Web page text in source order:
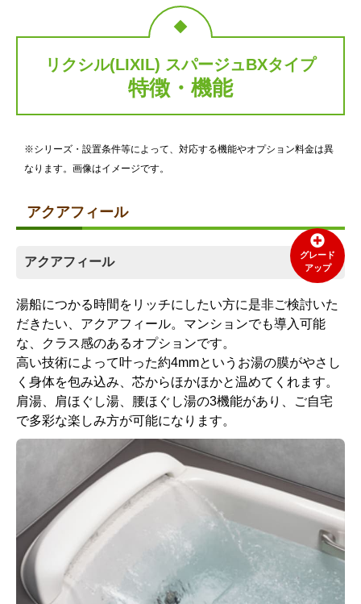
ト/WM]
壁付サーモ水栓(GB2)
標準仕様モデル
シャワーヘッド
エコアクアシャワー(メタ
標準仕様モデル
スライドバー
角度調節式シャワーフック
[メタル調](2個)
カウンター
ドレッサーカウンター 天
板:グランザ[パールホワイ
ト/AG01] 前板:[ホワイ
ト/N86]
標準仕様モデル
リクシル(LIXIL) スパージュBXタイプ
特徴・機能
※シリーズ・設置条件等によって、対応する機能やオプション料金は異
なります。画像はイメージです。
アクアフィール
アクアフィール
グレード
アップ
湯船につかる時間をリッチにしたい方に是非ご検討いた
だきたい、アクアフィール。マンションでも導入可能
な、クラス感のあるオプションです。
高い技術によって叶った約4mmというお湯の膜がやさし
く身体を包み込み、芯からほかほかと温めてくれます。
肩湯、肩ほぐし湯、腰ほぐし湯の3機能があり、ご自宅
で多彩な楽しみ方が可能になります。